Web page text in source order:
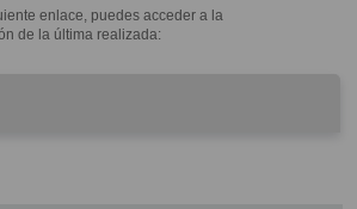
enlace, puedes acceder a la
de la última realizada: